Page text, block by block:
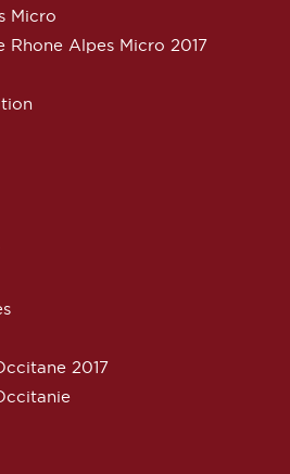
Micro
Rhone Alpes Micro 2017
2017